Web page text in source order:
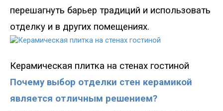
перешагнуть барьер традиций и использовать
отделку и в других помещениях.
Керамическая плитка на стенах гостиной
Почему выбор отделки стен керамикой
является отличным решением?